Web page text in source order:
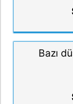
Bazı